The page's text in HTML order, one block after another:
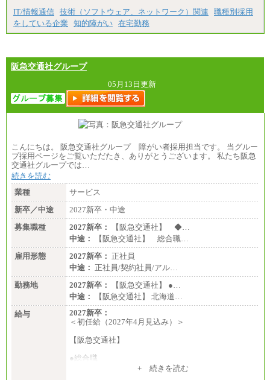
IT/情報通信 技術（ソフトウェア、ネットワーク）関連
職種別採用
をしている企業
知的障がい 在宅勤務
阪急交通社グループ
05月13日更新
こんにちは。 阪急交通社グループ 障がい者採用担当です。 当グルー
プ採用ページをご覧いただたき、ありがとうございます。 私たち阪急
交通社グループでは…
続きを読む
業種
サービス
新卒／中途
2027新卒・中途
募集職種
2027新卒：
【阪急交通社】 ◆…
中途：
【阪急交通社】 総合職…
雇用形態
2027新卒： 正社員
中途： 正社員/契約社員/アル…
勤務地
2027新卒：
【阪急交通社】 ●…
中途：
【阪急交通社】 北海道…
給与
2027新卒：
＜初任給（2027年4月見込み）＞
【阪急交通社】
●総合職
+ 続きを読む